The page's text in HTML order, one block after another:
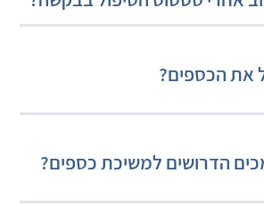
את הכספים?
הדרושים למשיכת כספים?